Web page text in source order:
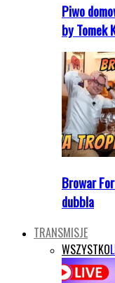
Piwo
by Tomek
Browar
dubbla
TRANSMISJE
WSZYSTKO